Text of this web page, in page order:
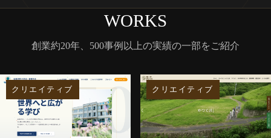
WORKS
創業約20年、500事例以上の実績の一部をご紹介
クリエイティブ クリエイティブ